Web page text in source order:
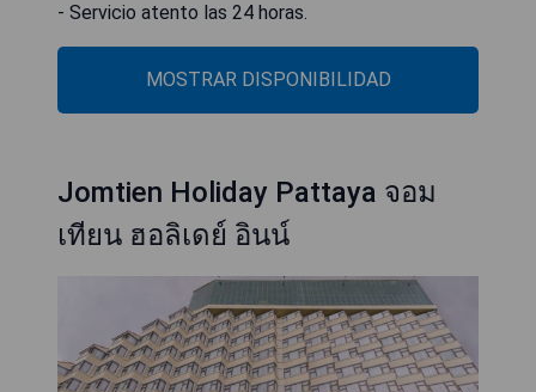
- Servicio atento las 24 horas.
MOSTRAR DISPONIBILIDAD
Jomtien Holiday Pattaya จอม
เทียน ฮอลิเดย์ อินน์